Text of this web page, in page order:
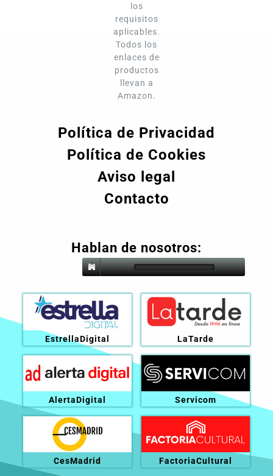
los
requisitos
aplicables.
Todos los
enlaces de
productos
llevan a
Amazon.
Política de Privacidad
Política de Cookies
Aviso legal
Contacto
Hablan de nosotros:
EstrellaDigital LaTarde
AlertaDigital Servicom
CesMadrid FactoriaCultural